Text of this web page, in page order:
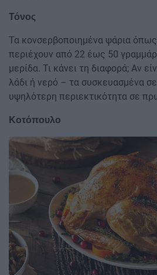
Τόνος
Τα κονσερβοποιημένα ψάρια
περιέχουν από 22 έως 50
μερίδα. Τι κάνει τη διαφορά; Αν
λάδι ή νερό – τα συσκευασμένα
υψηλότερη περιεκτικότητα σε
Κοτόπουλο
Image